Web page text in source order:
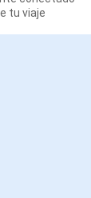
tu viaje